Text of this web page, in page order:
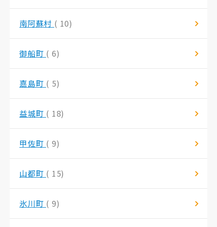
南阿蘇村 ( 10)
御船町 ( 6)
嘉島町 ( 5)
益城町 ( 18)
甲佐町 ( 9)
山都町 ( 15)
氷川町 ( 9)